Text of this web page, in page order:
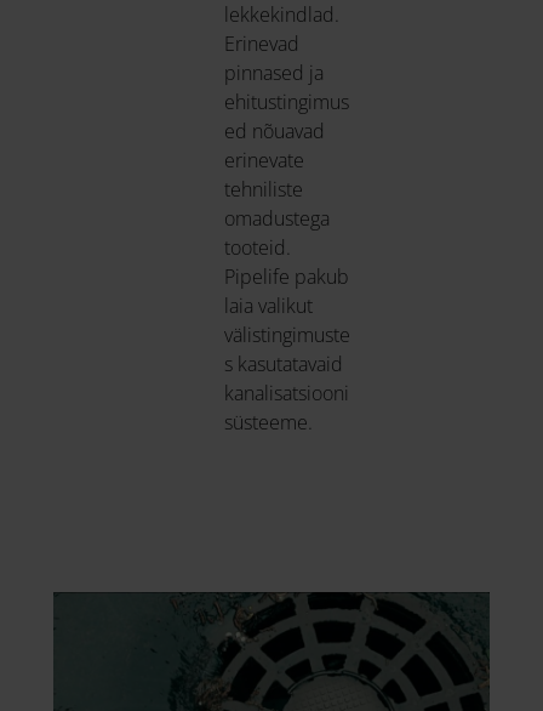
lekkekindlad.
Erinevad
pinnased ja
ehitustingimus
ed nõuavad
erinevate
tehniliste
omadustega
tooteid.
Pipelife pakub
laia valikut
välistingimuste
s kasutatavaid
kanalisatsiooni
süsteeme.